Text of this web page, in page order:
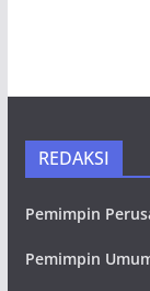
REDAKSI
Pemimpin
Pemimpin